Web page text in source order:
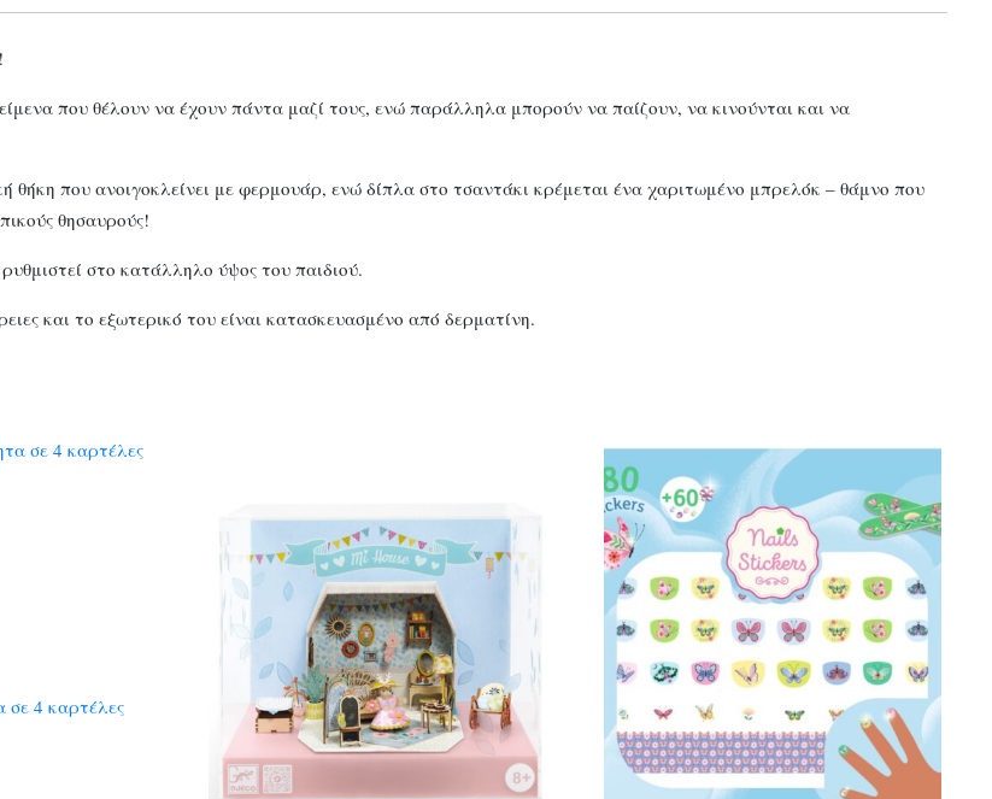
που θέλουν να έχουν πάντα μαζί τους, ενώ παράλληλα μπορούν να παίζουν, να κινούνται και να
θήκη που ανοιγοκλείνει με φερμουάρ, ενώ δίπλα στο τσαντάκι κρέμεται ένα χαριτωμένο μπρελόκ – θάμνο που
θησαυρούς!
στο κατάλληλο ύψος του παιδιού.
και το εξωτερικό του είναι κατασκευασμένο από δερματίνη.
σε 4 καρτέλες